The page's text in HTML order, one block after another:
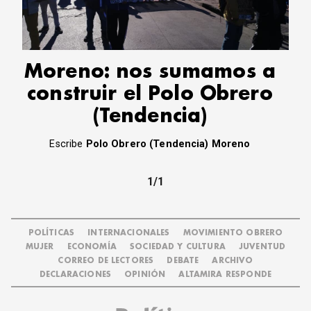
CORREO DE LECTORES
DEBATE
ARCHIVO
OPINIÓN
ALTAMIRA RESPONDE
Política Obrera Revista
CONTACTO
Moreno: nos sumamos a
construir el Polo Obrero
(Tendencia)
Escribe Polo Obrero (Tendencia) Moreno
1/1
POLÍTICAS INTERNACIONALES
MOVIMIENTO OBRERO
MUJER
ECONOMÍA SOCIEDAD Y CULTURA
JUVENTUD
CORREO DE LECTORES
DEBATE
ARCHIVO
DECLARACIONES
OPINIÓN ALTAMIRA RESPONDE